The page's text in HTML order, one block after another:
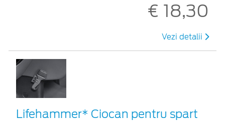
€ 18,30
Vezi detalii
Lifehammer* Ciocan pentru spart